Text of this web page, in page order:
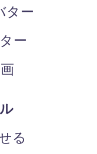
ター
ー
る